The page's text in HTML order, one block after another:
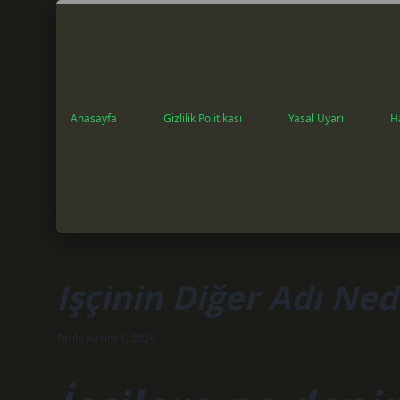
Anasayfa Gizlilik Politikası Yasal Uyarı
Işçinin Diğer Adı
Tarih: Kasım 1, 2024